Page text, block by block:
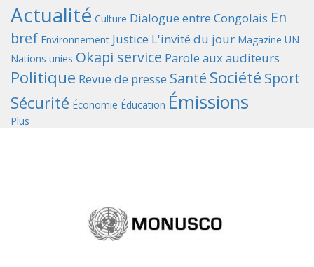
Actualité Culture Dialogue entre Congolais En
bref Environnement Justice L'invité du jour Magazine UN
Nations unies Okapi service Parole aux auditeurs
Politique Revue de presse Santé Société Sport
Sécurité Économie Éducation Émissions
Plus